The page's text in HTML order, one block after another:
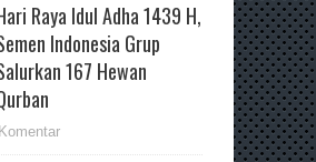
Raya Idul Adha 1439 H,
Indonesia Grup
167 Hewan